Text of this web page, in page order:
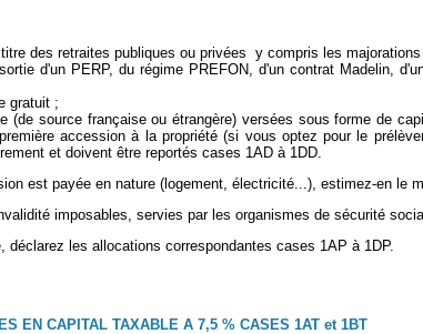
des retraites publiques ou privées y compris les
d'un PERP, du régime PREFON, d'un contrat Madelin,
gratuit ;
(de source française ou étrangère) versées sous forme de
accession à la propriété (si vous optez pour le
et doivent être reportés cases 1AD à 1DD.
est payée en nature (logement, électricité...), estimez-en le
imposables, servies par les organismes de sécurité
déclarez les allocations correspondantes cases 1AP à 1DP.
EN CAPITAL TAXABLE A 7,5 % CASES 1AT et 1BT